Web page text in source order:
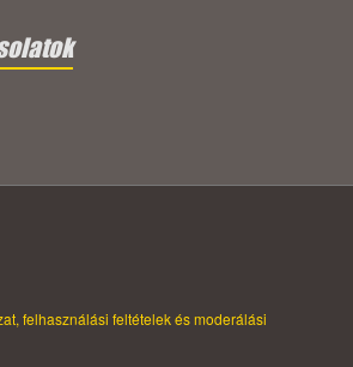
felhasználási feltételek és moderálási